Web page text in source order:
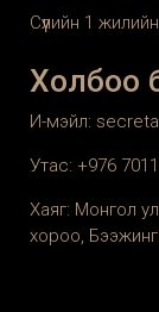
Сүүлийн 1
Холбоо
И-мэйл:
Утас: +976
Хаяг: Монгол
хороо,